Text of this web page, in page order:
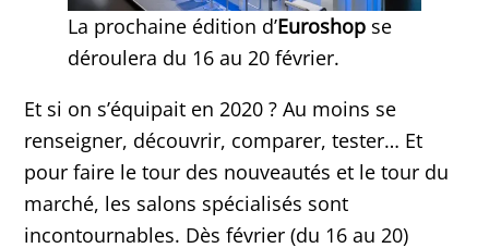
La prochaine édition d’Euroshop se
déroulera du 16 au 20 février.
Et si on s’équipait en 2020 ? Au moins se
renseigner, découvrir, comparer, tester… Et
pour faire le tour des nouveautés et le tour du
marché, les salons spécialisés sont
incontournables. Dès février (du 16 au 20)